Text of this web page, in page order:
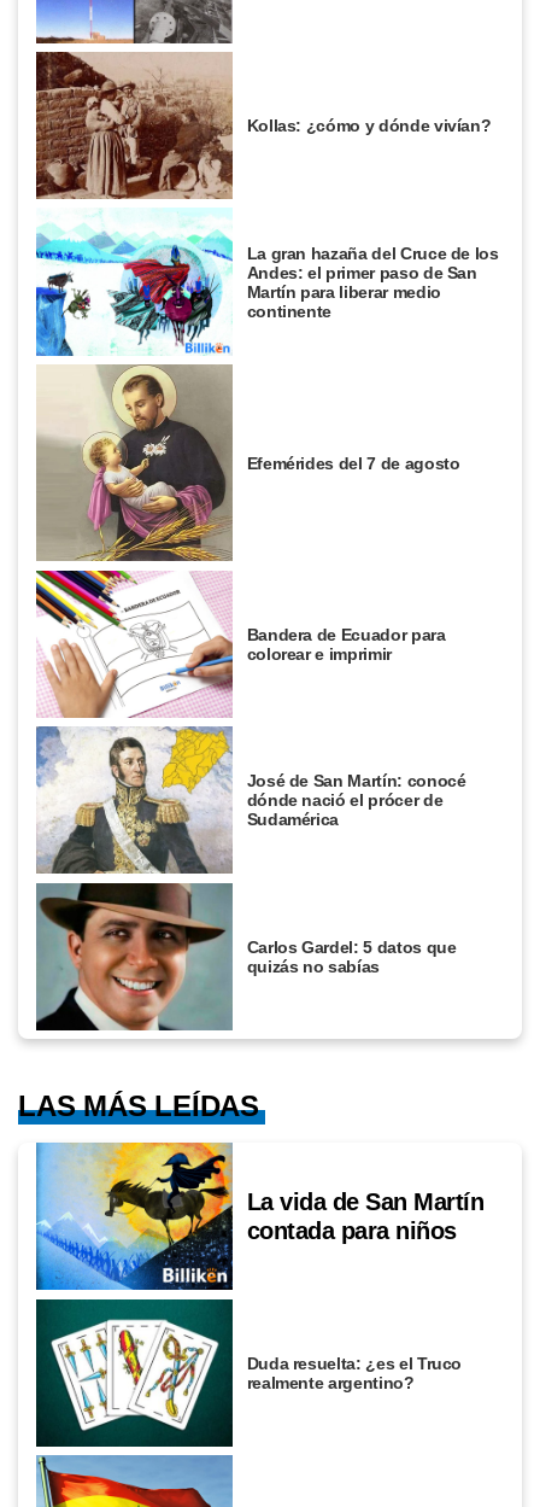
Kollas: ¿cómo y dónde vivían?
La gran hazaña del Cruce de los
Andes: el primer paso de San
Martín para liberar medio
continente
Efemérides del 7 de agosto
Bandera de Ecuador para
colorear e imprimir
José de San Martín: conocé
dónde nació el prócer de
Sudamérica
Carlos Gardel: 5 datos que
quizás no sabías
LAS MÁS LEÍDAS
La vida de San Martín
contada para niños
Duda resuelta: ¿es el Truco
realmente argentino?